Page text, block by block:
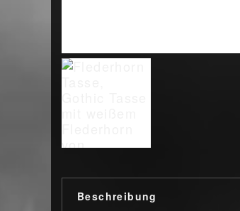
Beschreibung